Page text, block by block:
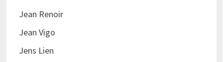
Jean Renoir
Jean Vigo
Jens Lien